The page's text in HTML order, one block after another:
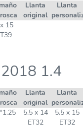
Llanta
original
Llanta
15
1.4
Llanta
original
Llanta
5,5 x 14
ET32
5,5 x 15
ET32